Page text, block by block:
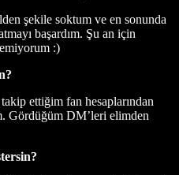
şekile soktum ve en sonunda
başardım. Şu an için
:)
ettiğim fan hesaplarından
Gördüğüm DM’leri elimden